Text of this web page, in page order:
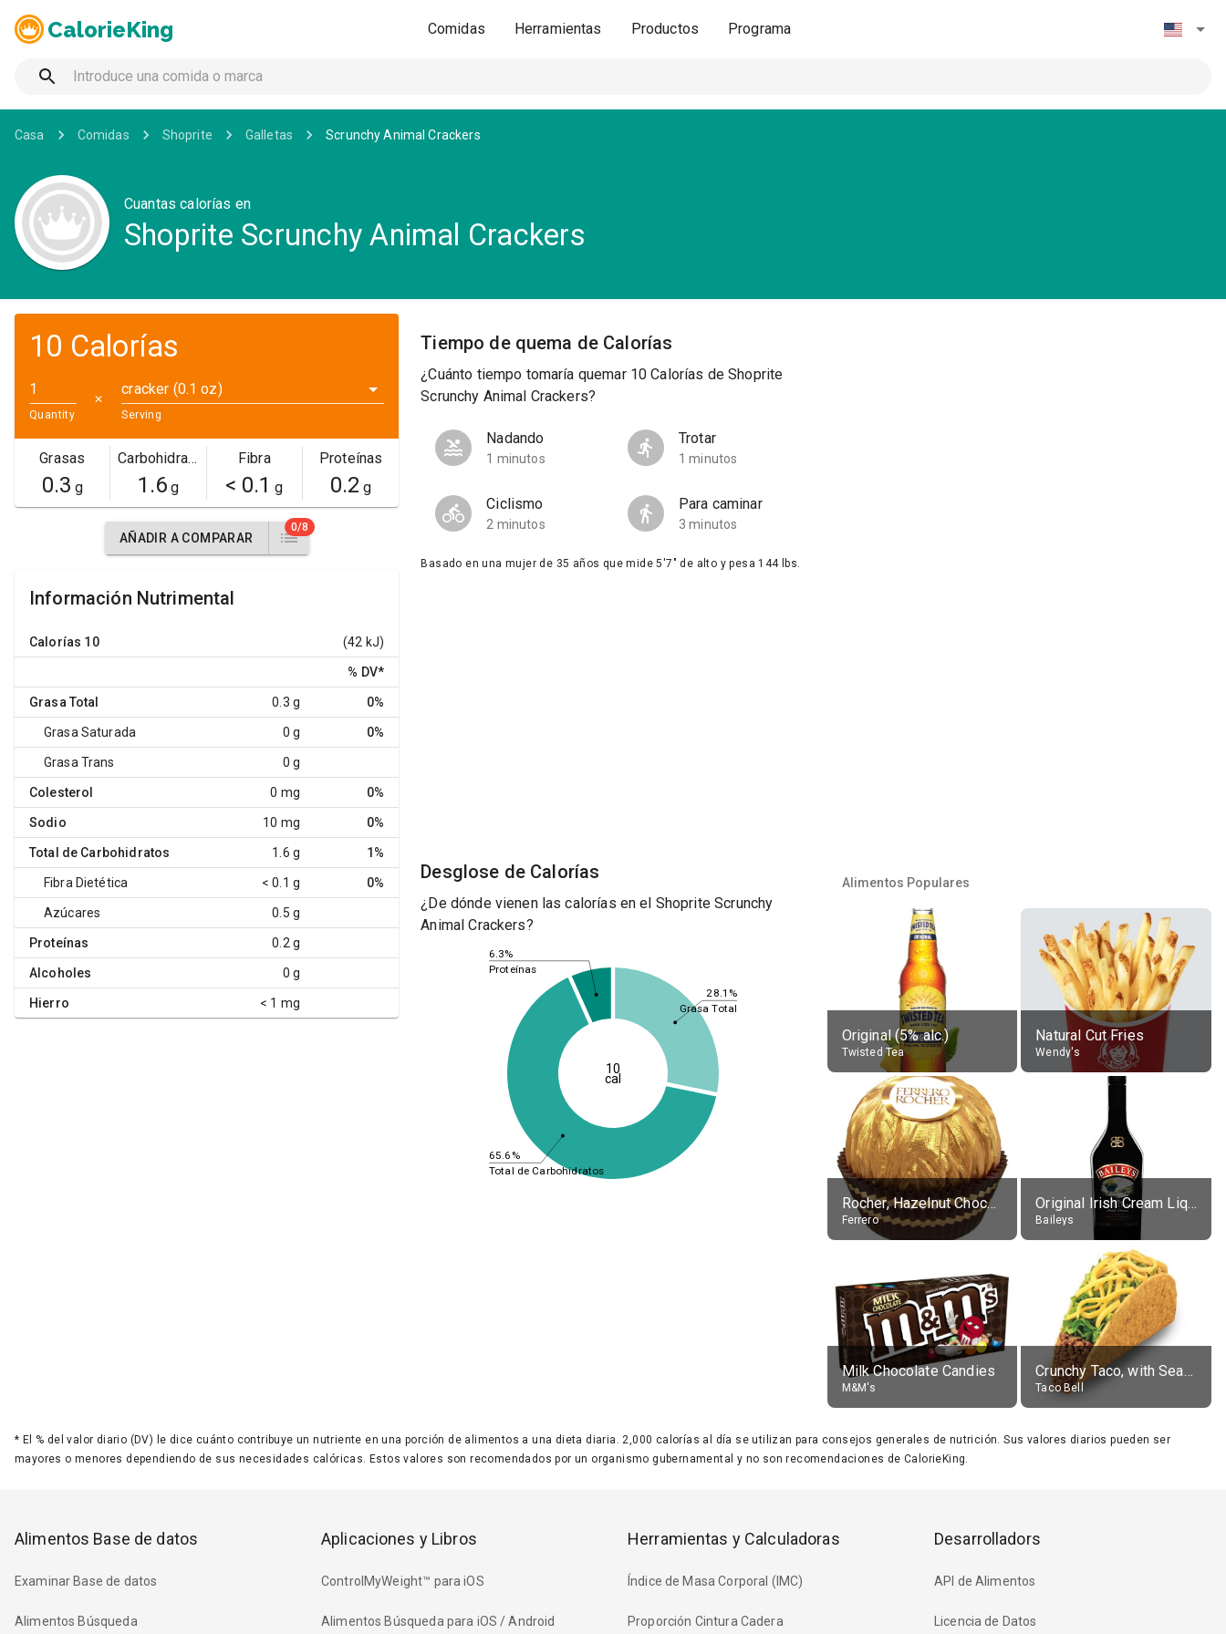
CalorieKing Comidas Herramientas Productos Programa
Casa Comidas Shoprite Galletas Scrunchy Animal Crackers
Cuantas calorías en
Shoprite Scrunchy Animal Crackers
10 Calorías
Quantity
✕
cracker (0.1 oz)
Serving
Grasas
0.3 g
Carbohidratos
1.6g
Fibra
< 0.1 g
Proteínas
0.2 g
AÑADIR A COMPARAR
0/8
Información Nutrimental
Calorías 10 (42 kJ)
% DV*
Grasa Total 0.3 g 0%
Grasa Saturada 0 g 0%
Grasa Trans 0 g
Colesterol 0 mg 0%
Sodio 10 mg 0%
Total de Carbohidratos 1.6 g 1%
Fibra Dietética < 0.1 g 0%
Azúcares 0.5 g
Proteínas 0.2 g
Alcoholes 0 g
Hierro < 1 mg
Tiempo de quema de Calorías
¿Cuánto tiempo tomaría quemar 10 Calorías de Shoprite
Scrunchy Animal Crackers?
Nadando
1 minutos
Trotar
1 minutos
Ciclismo
2 minutos
Para caminar
3 minutos
Basado en una mujer de 35 años que mide 5'7" de alto y pesa 144 lbs.
Desglose de Calorías
¿De dónde vienen las calorías en el Shoprite Scrunchy
Animal Crackers?
28.1%
65.6%
6.3%
Grasa Total
Total de Carbohidratos
Proteínas
10
cal
Alimentos Populares
Original (5% alc.)
Twisted Tea
Natural Cut Fries
Wendy's
Rocher, Hazelnut Chocolate Ball
Ferrero
Original Irish Cream Liqueur (17% alc.)
Baileys
Milk Chocolate Candies
M&M's
Crunchy Taco, with Seasoned Beef
Taco Bell
* El % del valor diario (DV) le dice cuánto contribuye un nutriente en una porción de alimentos a una dieta diaria. 2,000 calorías al día se utilizan para consejos generales de nutrición. Sus valores diarios pueden ser
mayores o menores dependiendo de sus necesidades calóricas. Estos valores son recomendados por un organismo gubernamental y no son recomendaciones de CalorieKing.
Alimentos Base de datos
Examinar Base de datos
Alimentos Búsqueda
Aplicaciones y Libros
ControlMyWeight™ para iOS
Alimentos Búsqueda para iOS / Android
Herramientas y Calculadoras
Índice de Masa Corporal (IMC)
Proporción Cintura Cadera
Desarrolladors
API de Alimentos
Licencia de Datos